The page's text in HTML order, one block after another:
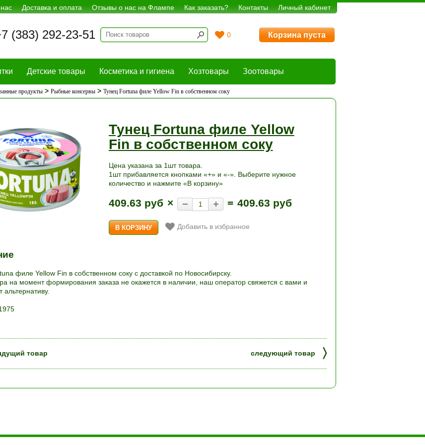
Доставка и оплата Отзывы о нас на Флампе Как заказать? Контакты Личный кабинет
(383) 292-23-51 0 Корзина пуста
Детские товары Косметика и гигиена Хозтовары Зоотовары
продукты >Рыбные консервы >Тунец Fortuna филе Yellow Fin в собственном соку
Тунец Fortuna филе Yellow
Fin в собственном соку
Цена указана за 1шт товара.
1шт прибавляется кнопками «+» и «-». Выберите нужное
количество и нажмите «В корзину»
409.63 руб × = 409.63 руб
Добавить в избранное
филе Yellow Fin в собственном соку с доставкой по Новосибирску.
на момент формирования заказа не окажется в наличии, наш оператор свяжется с вами и
альтернативу.
товар следующий товар 〉